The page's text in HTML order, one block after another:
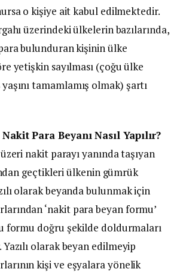
o kişiye ait kabul edilmektedir.
üzerindeki ülkelerin bazılarında,
bulunduran kişinin ülke
yetişkin sayılması (çoğu ülke
yaşını tamamlamış olmak) şartı
Para Beyanı Nasıl Yapılır?
nakit parayı yanında taşıyan
geçtikleri ülkenin gümrük
olarak beyanda bulunmak için
‘nakit para beyan formu’
formu doğru şekilde doldurmaları
olarak beyan edilmeyip
kişi ve eşyalara yönelik